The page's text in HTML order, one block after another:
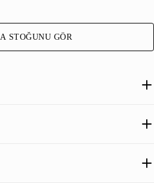
STOĞUNU GÖR